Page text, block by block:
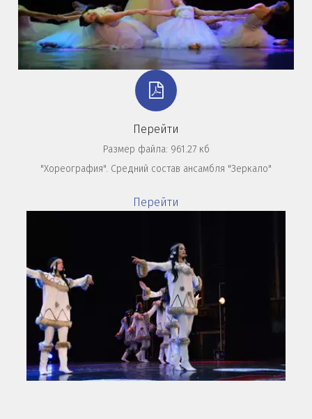
Перейти
Размер файла: 961.27 кб
"Хореография". Средний состав ансамбля "Зеркало"
Перейти